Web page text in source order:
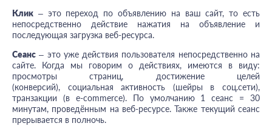
Клик – это переход по объявлению на ваш сайт, то есть
непосредственно действие нажатия на объявление и
последующая загрузка веб-ресурса.
Сеанс – это уже действия пользователя непосредственно на
сайте. Когда мы говорим о действиях, имеются в виду:
просмотры страниц, достижение целей
(конверсий), социальная активность (шейры в соц.сети),
транзакции (в e-commerce). По умолчанию 1 сеанс = 30
минутам, проведённым на веб-ресурсе. Также текущий сеанс
прерывается в полночь.